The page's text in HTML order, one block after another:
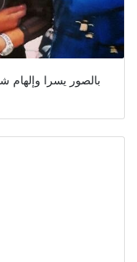
بالصور يسرا